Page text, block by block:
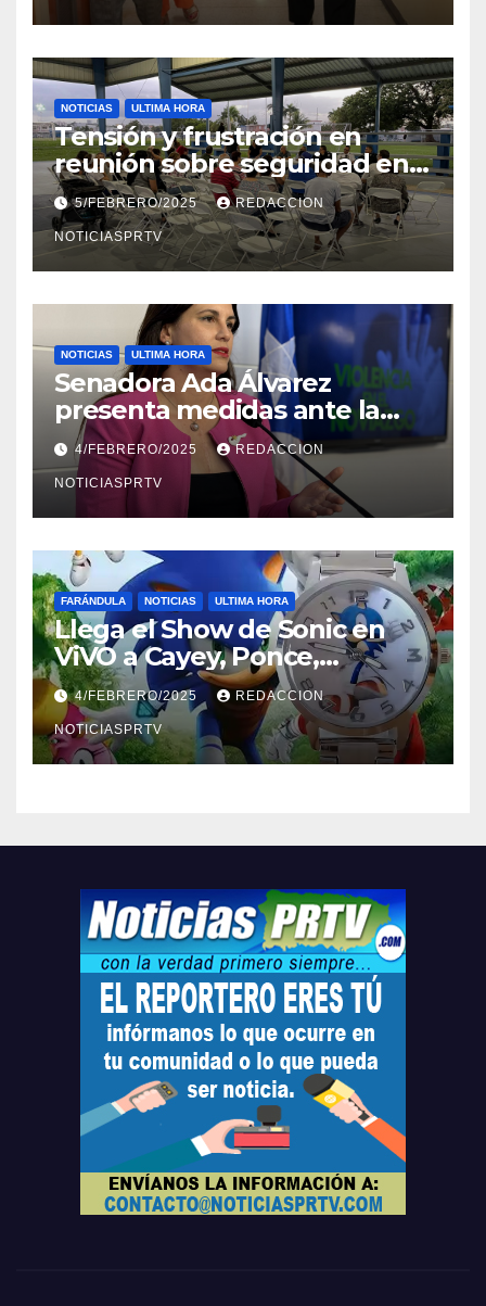
NOTICIAS ULTIMA HORA
Tensión y frustración en
reunión sobre seguridad en
Reparto Metropolitano
5/FEBRERO/2025 REDACCION
NOTICIASPRTV
NOTICIAS ULTIMA HORA
Senadora Ada Álvarez
presenta medidas ante la
violencia en el noviazgo
4/FEBRERO/2025 REDACCION
NOTICIASPRTV
FARÁNDULA NOTICIAS ULTIMA HORA
Llega el Show de Sonic en
ViVO a Cayey, Ponce,
Barceloneta y Humacao,
Relojes gratis para el que
compre ahora….
4/FEBRERO/2025 REDACCION
NOTICIASPRTV